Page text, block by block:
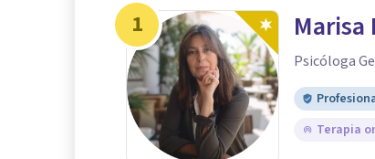
1 Marisa
Psicóloga
Terapia